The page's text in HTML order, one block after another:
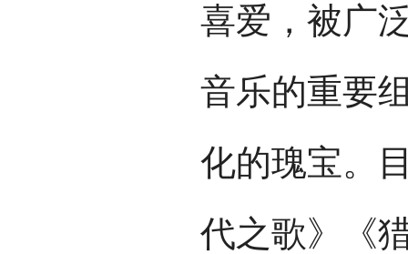
喜爱，被广
音乐的重要
化的瑰宝。
代之歌》《